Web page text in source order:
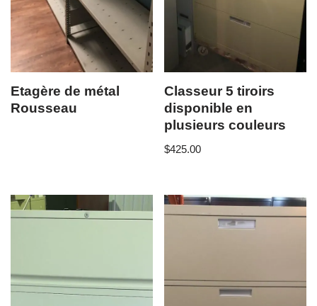
Etagère de métal
Rousseau
Classeur 5 tiroirs
disponible en
plusieurs couleurs
$425.00